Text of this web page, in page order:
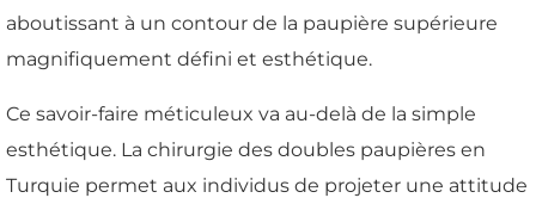
aboutissant à un contour de la paupière supérieure
magnifiquement défini et esthétique.
Ce savoir-faire méticuleux va au-delà de la simple
esthétique. La chirurgie des doubles paupières en
Turquie permet aux individus de projeter une attitude